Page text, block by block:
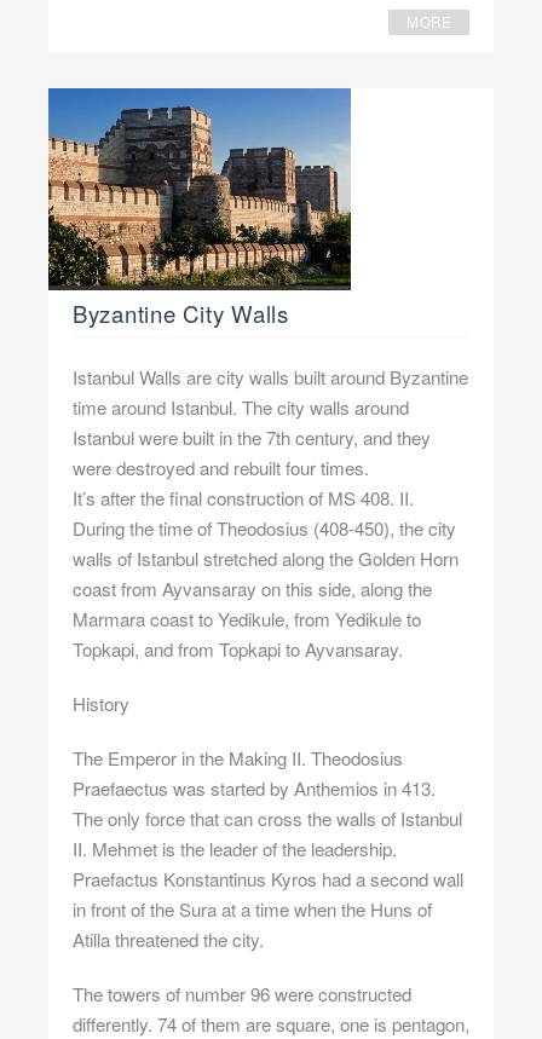
MORE
Byzantine City Walls
Istanbul Walls are city walls built around Byzantine
time around Istanbul. The city walls around
Istanbul were built in the 7th century, and they
were destroyed and rebuilt four times.
It’s after the final construction of MS 408. II.
During the time of Theodosius (408-450), the city
walls of Istanbul stretched along the Golden Horn
coast from Ayvansaray on this side, along the
Marmara coast to Yedikule, from Yedikule to
Topkapi, and from Topkapi to Ayvansaray.
History
The Emperor in the Making II. Theodosius
Praefaectus was started by Anthemios in 413.
The only force that can cross the walls of Istanbul
II. Mehmet is the leader of the leadership.
Praefactus Konstantinus Kyros had a second wall
in front of the Sura at a time when the Huns of
Atilla threatened the city.
The towers of number 96 were constructed
differently. 74 of them are square, one is pentagon,